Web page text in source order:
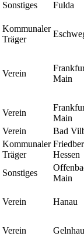
Sonstiges Fulda
Kommunaler
Träger
Verein
Main
Verein
Main
Verein
Bad
Kommunaler
Träger
Hessen
Sonstiges
Main
Verein Hanau
Verein